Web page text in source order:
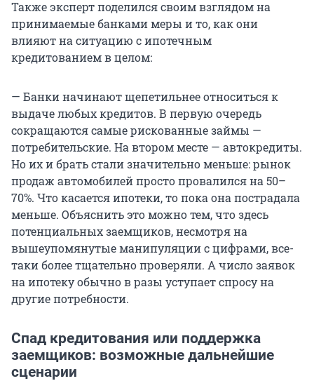
Также эксперт поделился своим взглядом на
принимаемые банками меры и то, как они
влияют на ситуацию с ипотечным
кредитованием в целом:
— Банки начинают щепетильнее относиться к
выдаче любых кредитов. В первую очередь
сокращаются самые рискованные займы —
потребительские. На втором месте — автокредиты.
Но их и брать стали значительно меньше: рынок
продаж автомобилей просто провалился на 50–
70%. Что касается ипотеки, то пока она пострадала
меньше. Объяснить это можно тем, что здесь
потенциальных заемщиков, несмотря на
вышеупомянутые манипуляции с цифрами, все-
таки более тщательно проверяли. А число заявок
на ипотеку обычно в разы уступает спросу на
другие потребности.
Спад кредитования или поддержка
заемщиков: возможные дальнейшие
сценарии